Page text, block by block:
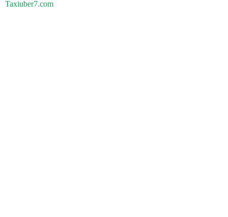
Taxiuber7.com